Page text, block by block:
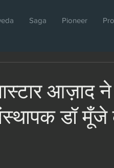
Saga Pioneer
आज़ाद ने
डॉ मूँजे